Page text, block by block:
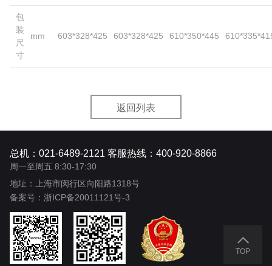
包
装
尺
寸
mm 603*328*425 603*328*425 610*350*445
返回列表
总机：021-6489-2121 客服热线：400-920-8866
周一至周五 8:30-17:30
地址：上海市闵行区向阳路1318号
备案号： 浙ICP备20011121号-3
TOP